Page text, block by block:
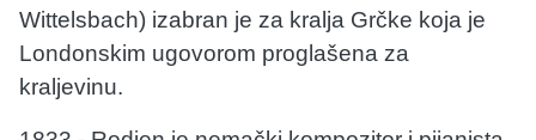
Wittelsbach) izabran je za kralja Grčke koja je
Londonskim ugovorom proglašena za
kraljevinu.